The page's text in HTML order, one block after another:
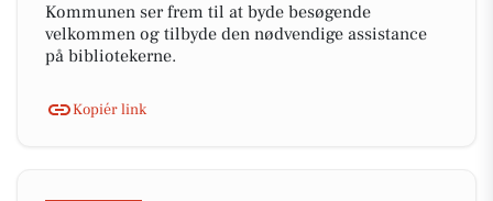
Kommunen ser frem til at byde besøgende
velkommen og tilbyde den nødvendige assistance
på bibliotekerne.
Kopiér link